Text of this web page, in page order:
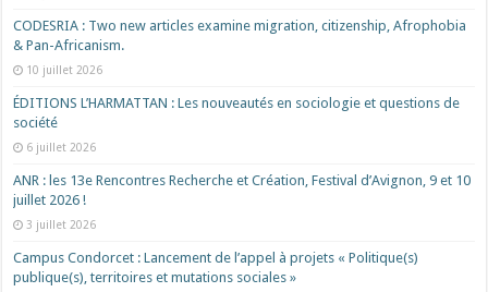
CODESRIA : Two new articles examine migration, citizenship, Afrophobia
& Pan-Africanism.
10 juillet 2026
ÉDITIONS L’HARMATTAN : Les nouveautés en sociologie et questions de
société
6 juillet 2026
ANR : les 13e Rencontres Recherche et Création, Festival d’Avignon, 9 et 10
juillet 2026 !
3 juillet 2026
Campus Condorcet : Lancement de l’appel à projets « Politique(s)
publique(s), territoires et mutations sociales »